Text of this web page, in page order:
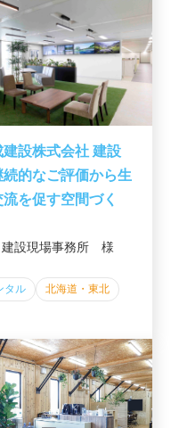
建設株式会社 建設
的なご評価から生
を促す空間づく
設現場事務所 様
タル
北海道・東北